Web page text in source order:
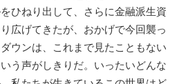
ひねり出して、さらに金融派生資
広げてきたが、おかげで今回襲っ
ウンは、これまで見たこともない
う声がしきりだ。いったいどんな